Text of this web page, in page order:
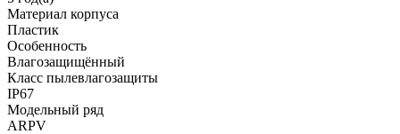
Материал корпуса
Пластик
Особенность
Влагозащищённый
Класс пылевлагозащиты
IP67
Модельный ряд
ARPV